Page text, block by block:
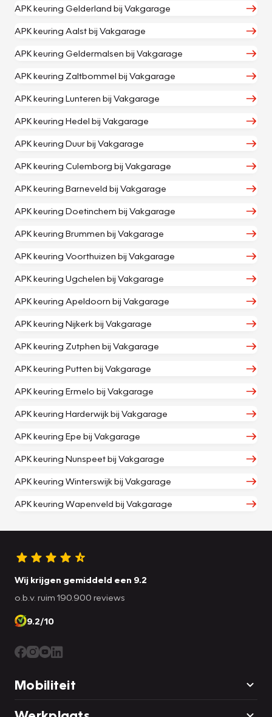
APK keuring Gelderland bij Vakgarage
APK keuring Aalst bij Vakgarage
APK keuring Geldermalsen bij Vakgarage
APK keuring Zaltbommel bij Vakgarage
APK keuring Lunteren bij Vakgarage
APK keuring Hedel bij Vakgarage
APK keuring Duur bij Vakgarage
APK keuring Culemborg bij Vakgarage
APK keuring Barneveld bij Vakgarage
APK keuring Doetinchem bij Vakgarage
APK keuring Brummen bij Vakgarage
APK keuring Voorthuizen bij Vakgarage
APK keuring Ugchelen bij Vakgarage
APK keuring Apeldoorn bij Vakgarage
APK keuring Nijkerk bij Vakgarage
APK keuring Zutphen bij Vakgarage
APK keuring Putten bij Vakgarage
APK keuring Ermelo bij Vakgarage
APK keuring Harderwijk bij Vakgarage
APK keuring Epe bij Vakgarage
APK keuring Nunspeet bij Vakgarage
APK keuring Winterswijk bij Vakgarage
APK keuring Wapenveld bij Vakgarage
Wij krijgen gemiddeld een 9.2
o.b.v. ruim 190.900 reviews
9.2/10
Mobiliteit